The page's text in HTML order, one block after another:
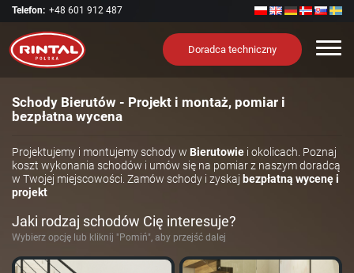
Telefon: +48 601 912 487
Doradca techniczny
Schody Bierutów - Projekt i montaż, pomiar i
bezpłatna wycena
Projektujemy i montujemy schody w Bierutowie i okolicach. Poznaj
koszt wykonania schodów i umów się na pomiar z naszym doradcą
w Twojej miejscowości. Zamów schody i zyskaj bezpłatną wycenę i
projekt
Jaki rodzaj schodów Cię interesuje?
Wybierz opcję lub kliknij "Pomiń", aby przejść dalej